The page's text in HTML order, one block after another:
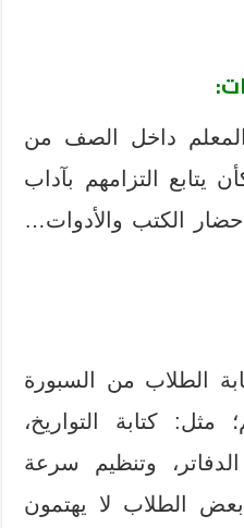
المعلم داخل الصف من
يتابع التزامهم بآداب
الكتب والأدوات…
الطلاب من السبورة
مثل: كتابة التواريخ،
وتنظيم سرعة
الطلاب لا يهتمون